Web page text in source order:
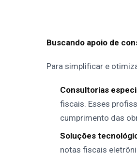
Buscando apoio de
Para simplificar e
Consultorias
fiscais. Esses
cumprimento das
Soluções
notas fiscais